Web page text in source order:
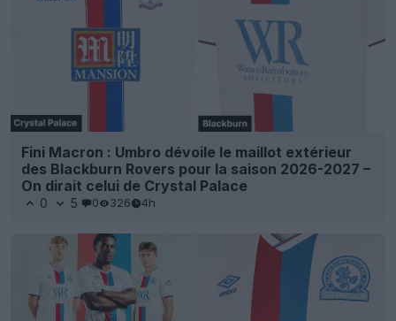
Fini Macron : Umbro dévoile le maillot extérieur
des Blackburn Rovers pour la saison 2026-2027 –
On dirait celui de Crystal Palace
0 5 0 326 4h